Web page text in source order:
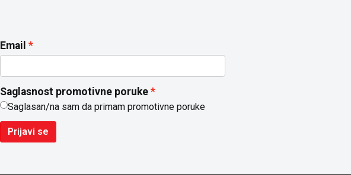
Email
Saglasnost promotivne poruke
Saglasan/na sam da primam promotivne poruke
Prijavi se